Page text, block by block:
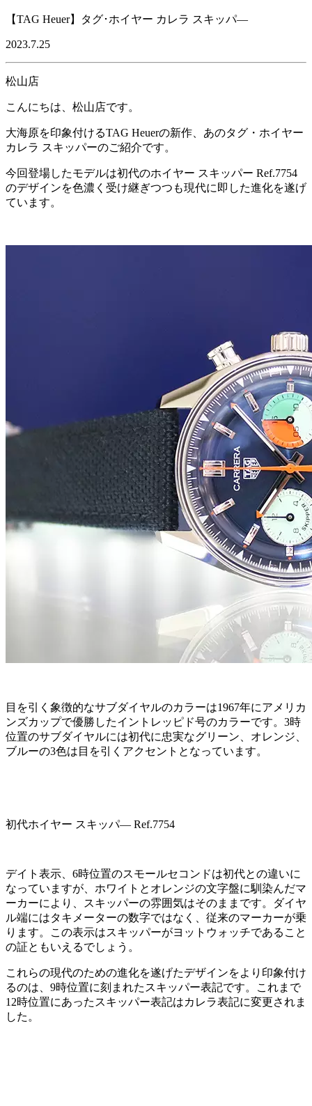
【TAG Heuer】タグ･ホイヤー カレラ スキッパ―
2023.7.25
松山店
こんにちは、松山店です。
大海原を印象付けるTAG Heuerの新作、あのタグ・ホイヤー
カレラ スキッパーのご紹介です。
今回登場したモデルは初代のホイヤー スキッパー Ref.7754
のデザインを色濃く受け継ぎつつも現代に即した進化を遂げ
ています。
目を引く象徴的なサブダイヤルのカラーは1967年にアメリカ
ンズカップで優勝したイントレッピド号のカラーです。3時
位置のサブダイヤルには初代に忠実なグリーン、オレンジ、
ブルーの3色は目を引くアクセントとなっています。
初代ホイヤー スキッパ― Ref.7754
デイト表示、6時位置のスモールセコンドは初代との違いに
なっていますが、ホワイトとオレンジの文字盤に馴染んだマ
ーカーにより、スキッパーの雰囲気はそのままです。ダイヤ
ル端にはタキメーターの数字ではなく、従来のマーカーが乗
ります。この表示はスキッパーがヨットウォッチであること
の証ともいえるでしょう。
これらの現代のための進化を遂げたデザインをより印象付け
るのは、9時位置に刻まれたスキッパー表記です。これまで
12時位置にあったスキッパー表記はカレラ表記に変更されま
した。